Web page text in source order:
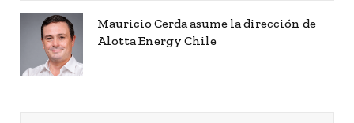
Mauricio Cerda asume la dirección de
Alotta Energy Chile